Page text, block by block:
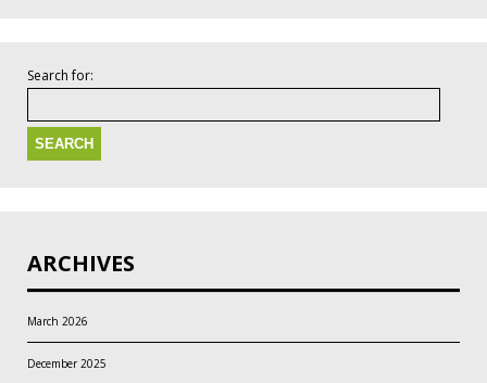
Search for:
ARCHIVES
March 2026
December 2025